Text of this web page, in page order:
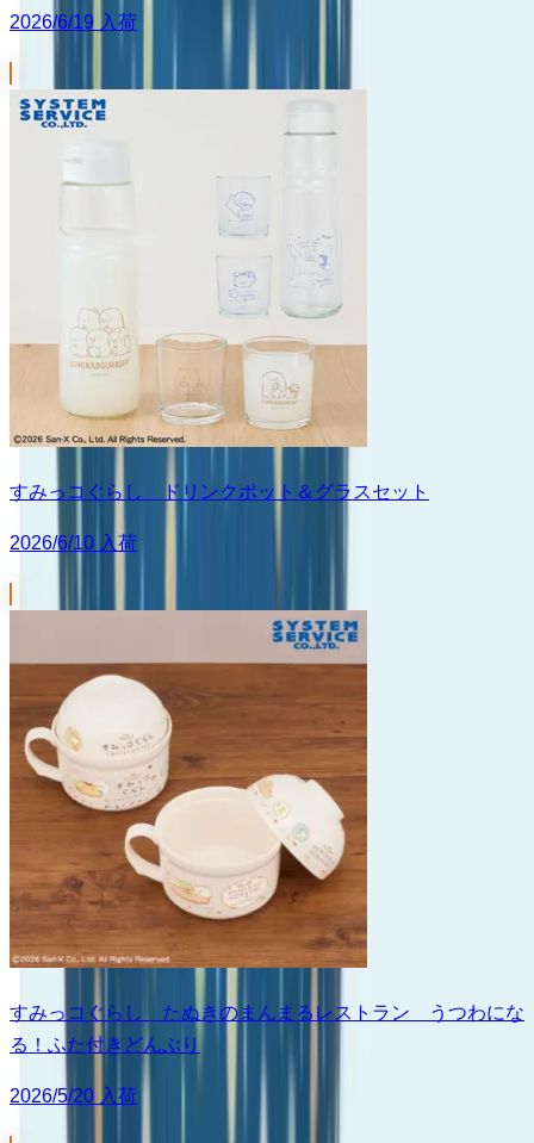
2026/6/19 入荷
すみっコぐらし ドリンクポット＆グラスセット
2026/6/10 入荷
すみっコぐらし たぬきのまんまるレストラン うつわにな
る！ふた付きどんぶり
2026/5/20 入荷